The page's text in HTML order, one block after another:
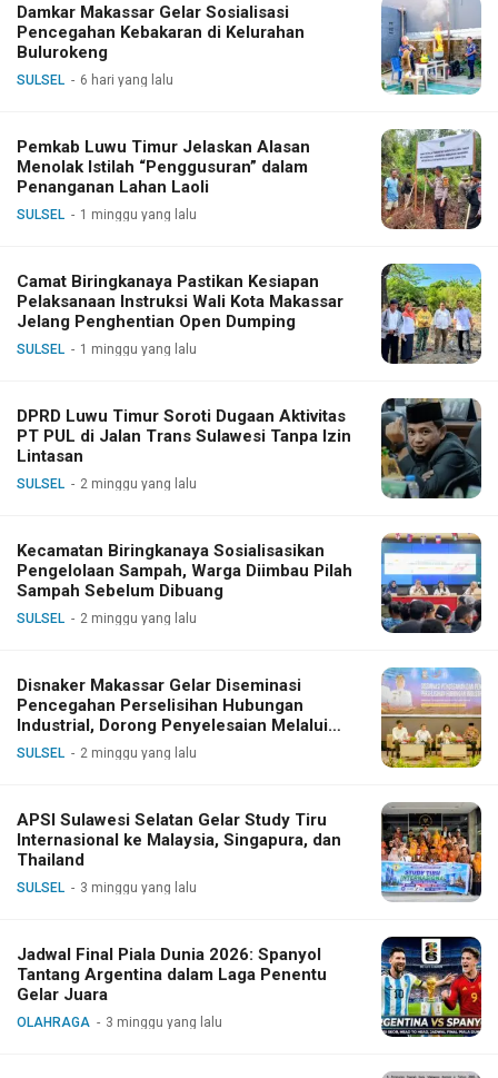
Damkar Makassar Gelar Sosialisasi
Pencegahan Kebakaran di Kelurahan
Bulurokeng
SULSEL 6 hari yang lalu
Pemkab Luwu Timur Jelaskan Alasan
Menolak Istilah “Penggusuran” dalam
Penanganan Lahan Laoli
SULSEL 1 minggu yang lalu
Camat Biringkanaya Pastikan Kesiapan
Pelaksanaan Instruksi Wali Kota Makassar
Jelang Penghentian Open Dumping
SULSEL 1 minggu yang lalu
DPRD Luwu Timur Soroti Dugaan Aktivitas
PT PUL di Jalan Trans Sulawesi Tanpa Izin
Lintasan
SULSEL 2 minggu yang lalu
Kecamatan Biringkanaya Sosialisasikan
Pengelolaan Sampah, Warga Diimbau Pilah
Sampah Sebelum Dibuang
SULSEL 2 minggu yang lalu
Disnaker Makassar Gelar Diseminasi
Pencegahan Perselisihan Hubungan
Industrial, Dorong Penyelesaian Melalui
Dialog
SULSEL 2 minggu yang lalu
APSI Sulawesi Selatan Gelar Study Tiru
Internasional ke Malaysia, Singapura, dan
Thailand
SULSEL 3 minggu yang lalu
Jadwal Final Piala Dunia 2026: Spanyol
Tantang Argentina dalam Laga Penentu
Gelar Juara
OLAHRAGA 3 minggu yang lalu